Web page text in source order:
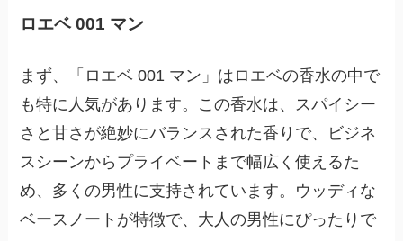
ロエベ 001 マン
まず、「ロエベ 001 マン」はロエベの香水の中で
も特に人気があります。この香水は、スパイシー
さと甘さが絶妙にバランスされた香りで、ビジネ
スシーンからプライベートまで幅広く使えるた
め、多くの男性に支持されています。ウッディな
ベースノートが特徴で、大人の男性にぴったりで